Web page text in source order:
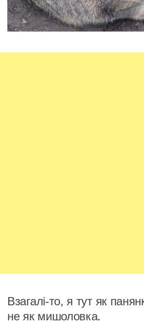
Взагалі-то, я тут як
не як мишоловка.